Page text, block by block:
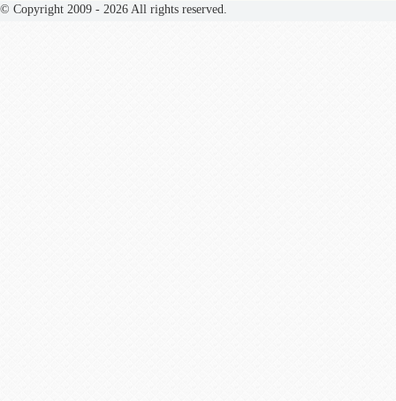
© Copyright 2009 - 2026 All rights reserved.